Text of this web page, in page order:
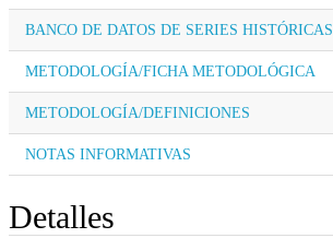
BANCO DE DATOS DE SERIES HISTÓRICAS
METODOLOGÍA/FICHA METODOLÓGICA
METODOLOGÍA/DEFINICIONES
NOTAS INFORMATIVAS
Detalles